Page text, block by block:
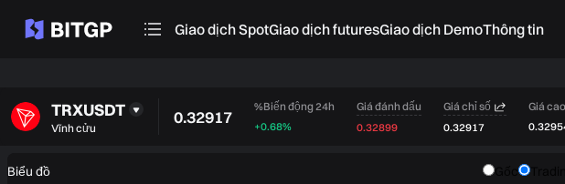
Giao dịch SpotGiao dịch futures‌Giao dịch DemoThông tin
TRXUSDT
Vĩnh cửu
0.32917
%Biến động 24h
+0.68%
Giá đánh dấu
0.32899
Giá chỉ số
0.32917
Giá
Biểu đồ